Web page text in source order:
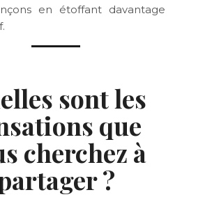
en étoffant davantage
sont les
que
cherchez à
?